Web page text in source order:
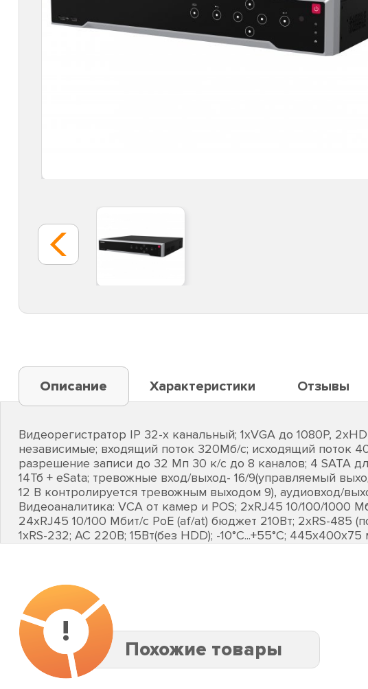
Описание Характеристики Отзывы
Видеорегистратор IP 32-х канальный; 1хVGA до 1080Р,
независимые; входящий поток 320Мб/с; исходящий поток
разрешение записи до 32 Мп 30 к/с до 8 каналов; 4 SATA
14Тб + eSata; тревожные вход/выход- 16/9(управляемый
12 В контролируется тревожным выходом 9), аудиовход/
Видеоаналитика: VCA от камер и POS; 2хRJ45 10/100/1000
24хRJ45 10/100 Мбит/с PоE (af/at) бюджет 210Вт; 2хRS-485
1хRS-232; AC 220В; 15Вт(без HDD); -10°C...+55°C; 445х400х75
!
Похожие товары